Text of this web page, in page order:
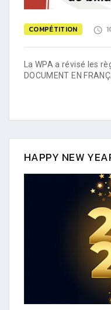
COMPÉTITION
La WPA a révisé les
DOCUMENT EN
HAPPY NEW